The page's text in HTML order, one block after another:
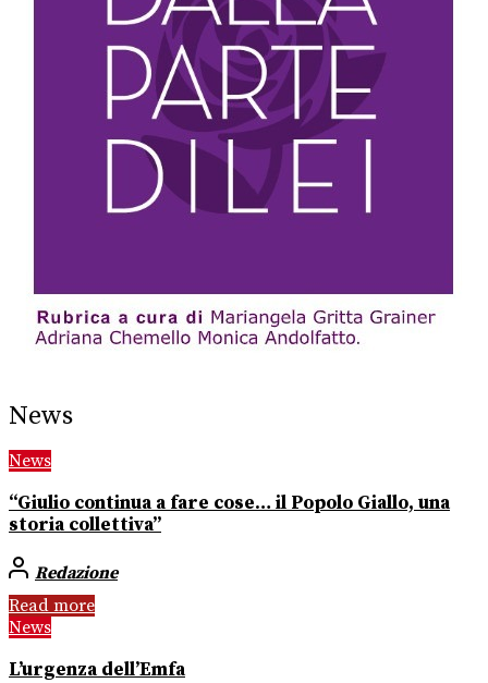
News
News
“Giulio continua a fare cose… il Popolo Giallo, una
storia collettiva”
Redazione
Read more
News
L’urgenza dell’Emfa